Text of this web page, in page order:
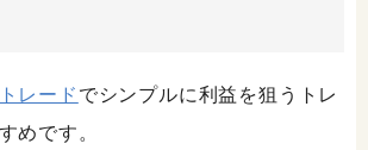
レード でシンプルに利益を狙うトレ
めです。